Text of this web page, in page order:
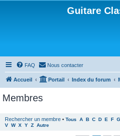
Guitare
FAQ Nous contacter
Accueil Portail Index du forum
Membres
Rechercher un membre • Tous A B C D E F G
V W X Y Z Autre